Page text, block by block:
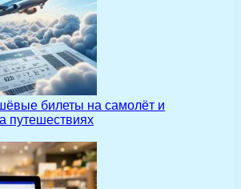
билеты на самолёт и
путешествиях